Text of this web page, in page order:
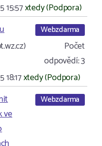
15:57xtedy (Podpora)
Webzdarma
Počet
odpovědí:3
18:17xtedy (Podpora)
ve
Webzdarma